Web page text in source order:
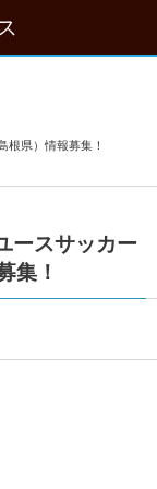
根県）情報募集！
ースサッカー
集！